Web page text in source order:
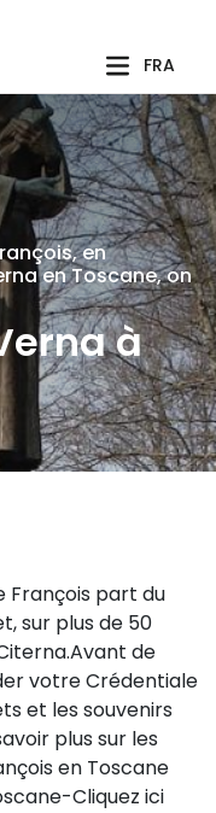
FRA
en
en Toscane, on
à
François part du
sur plus de 50
de
votre Crédentiale
et les souvenirs
plus sur les
en Toscane
Cliquez ici